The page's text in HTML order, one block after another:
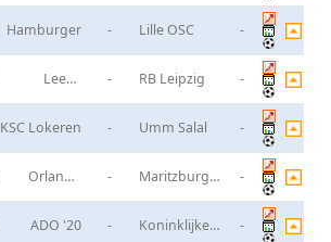
Hamburger - Lille OSC -
Leeds
- RB Leipzig -
KSC Lokeren - Umm Salal -
Orlando
-
Maritzburg
-
ADO '20 -
Koninklijke
-